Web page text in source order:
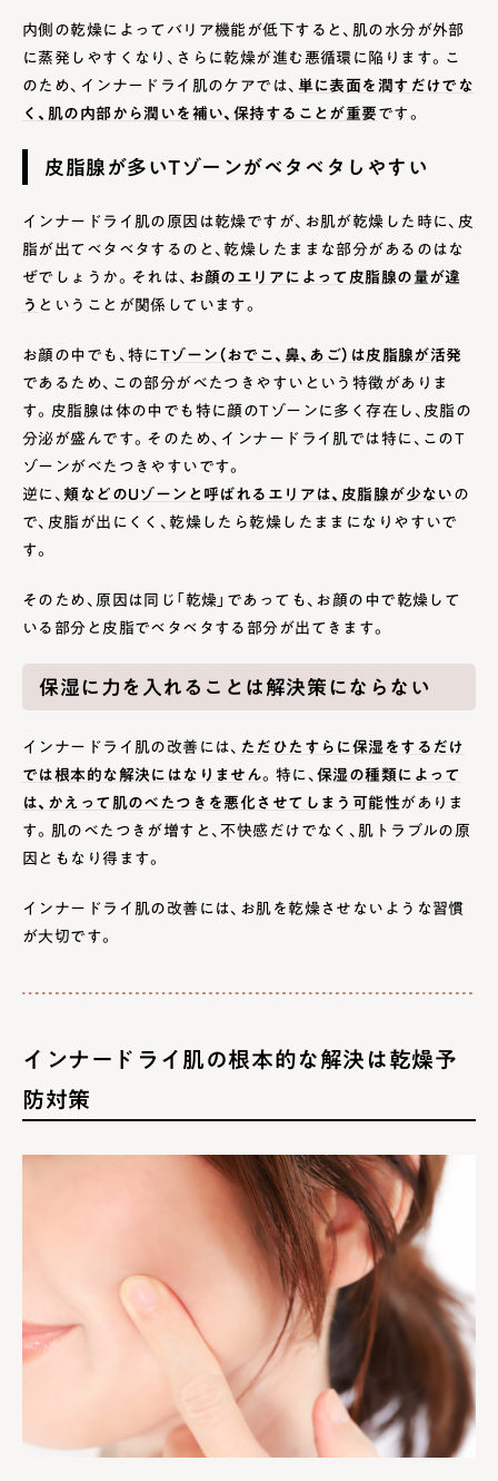
内側の乾燥によってバリア機能が低下すると、肌の水分が外部
に蒸発しやすくなり、さらに乾燥が進む悪循環に陥ります。こ
のため、インナードライ肌のケアでは、 単に表面を潤すだけでな
く、肌の内部から潤いを補い、保持することが重要です。
皮脂腺が多いTゾーンがベタベタしやすい
インナードライ肌の原因は乾燥ですが、お肌が乾燥した時に、皮
脂が出てベタベタするのと、乾燥したままな部分があるのはな
ぜでしょうか。それは、 お顔のエリアによって皮脂腺の量が違
う ということが関係しています。
お顔の中でも、特にTゾーン（おでこ、鼻、あご）は皮脂腺が活発
であるため、この部分がべたつきやすいという特徴がありま
す。皮脂腺は体の中でも特に顔のTゾーンに多く存在し、皮脂の
分泌が盛んです。そのため、インナードライ肌では特に、このT
ゾーンがべたつきやすいです。
逆に、頬などのUゾーンと呼ばれるエリアは、皮脂腺が少ないの
で、皮脂が出にくく、乾燥したら乾燥したままになりやすいで
す。
そのため、原因は同じ「乾燥」であっても、お顔の中で乾燥して
いる部分と皮脂でベタベタする部分が出てきます。
保湿に力を入れることは解決策にならない
インナードライ肌の改善には、 ただひたすらに保湿をするだけ
では根本的な解決にはなりません。特に、 保湿の種類によって
は、かえって肌のべたつきを悪化させてしまう可能性がありま
す。肌のべたつきが増すと、不快感だけでなく、肌トラブルの原
因ともなり得ます。
インナードライ肌の改善には、お肌を乾燥させないような習慣
が大切です。
インナードライ肌の根本的な解決は乾燥予
防対策